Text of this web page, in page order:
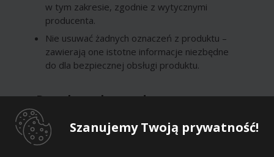
Szanujemy Twoją prywatność!
w tym zakresie, zgodnie z wytycznymi
producenta.
Nie usuwać żadnych oznaczeń z produktu –
zawierają one istotne informacje niezbędne
do dla bezpiecznej obsługi produktu.
Dane kontaktowe dostawcy
Dostawca
Adres